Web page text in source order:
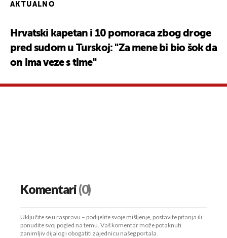
AKTUALNO
Hrvatski kapetan i 10 pomoraca zbog droge
pred sudom u Turskoj: "Za mene bi bio šok da
on ima veze s time"
Komentari(0)
Uključite se u raspravu – podijelite svoje mišljenje, postavite pitanja ili
ponudite svoj pogled na temu. Vaš komentar može potaknuti
zanimljiv dijalog i obogatiti zajednicu našeg portala.